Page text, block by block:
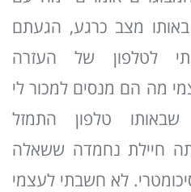
מצב כרגע, הגעתם
לטלפון של העזרה
מה הם מנסים למכור לי
טלפון התמזל
חיילת נחמדה ששאלה
לא חשבתי לעצמי